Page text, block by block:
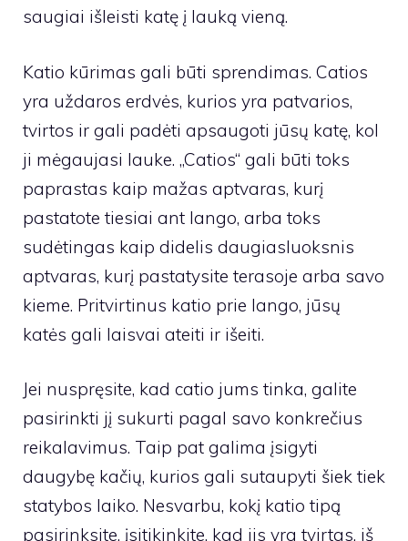
saugiai išleisti katę į lauką vieną.
Katio kūrimas gali būti sprendimas. Catios
yra uždaros erdvės, kurios yra patvarios,
tvirtos ir gali padėti apsaugoti jūsų katę, kol
ji mėgaujasi lauke. „Catios“ gali būti toks
paprastas kaip mažas aptvaras, kurį
pastatote tiesiai ant lango, arba toks
sudėtingas kaip didelis daugiasluoksnis
aptvaras, kurį pastatysite terasoje arba savo
kieme. Pritvirtinus katio prie lango, jūsų
katės gali laisvai ateiti ir išeiti.
Jei nuspręsite, kad catio jums tinka, galite
pasirinkti jį sukurti pagal savo konkrečius
reikalavimus. Taip pat galima įsigyti
daugybę kačių, kurios gali sutaupyti šiek tiek
statybos laiko. Nesvarbu, kokį katio tipą
pasirinksite, įsitikinkite, kad jis yra tvirtas, iš